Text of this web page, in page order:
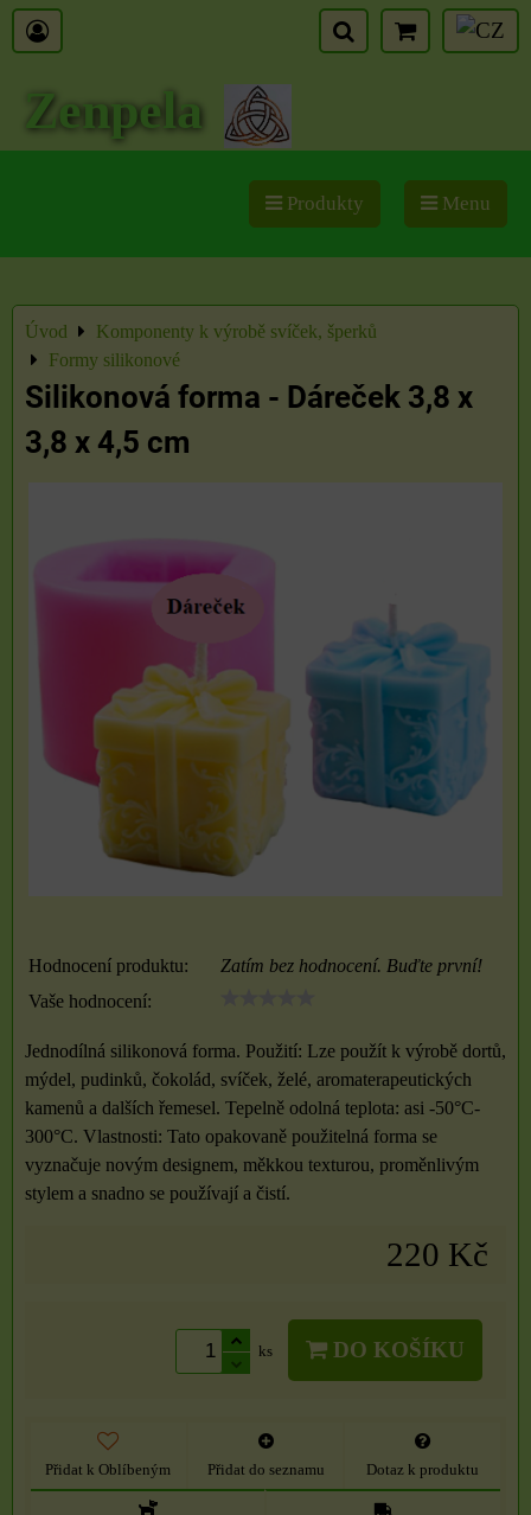
Zenpela
Produkty Menu
Úvod
Komponenty k výrobě svíček, šperků
Formy silikonové
Silikonová forma - Dáreček 3,8 x
3,8 x 4,5 cm
Hodnocení produktu:
Zatím bez hodnocení. Buďte první!
Vaše hodnocení:
Jednodílná silikonová forma. Použití: Lze použít k výrobě dortů,
mýdel, pudinků, čokolád, svíček, želé, aromaterapeutických
kamenů a dalších řemesel. Tepelně odolná teplota: asi -50°C-
300°C. Vlastnosti: Tato opakovaně použitelná forma se
vyznačuje novým designem, měkkou texturou, proměnlivým
stylem a snadno se používají a čistí.
220 Kč
ks DO KOŠÍKU
Přidat k Oblíbeným Přidat do seznamu Dotaz k produktu